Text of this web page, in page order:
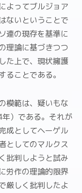
よってブルジョア
ないということで
連の現存を基準に
理論に基づきつつ
た上で、現状擁護
ることである。
模範は、疑いもな
）である。それが
成としてヘーゲル
としてのマルクス
批判しようと試み
労作の理論的限界
厳しく批判したよ